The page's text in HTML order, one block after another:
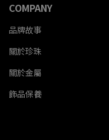
COMPANY
品牌故事
關於珍珠
關於金屬
飾品保養